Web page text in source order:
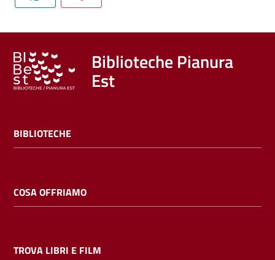
e
Calendario
Online
ragazzi
Biblioteche Pianura
Est
BIBLIOTECHE
COSA OFFRIAMO
TROVA LIBRI E FILM